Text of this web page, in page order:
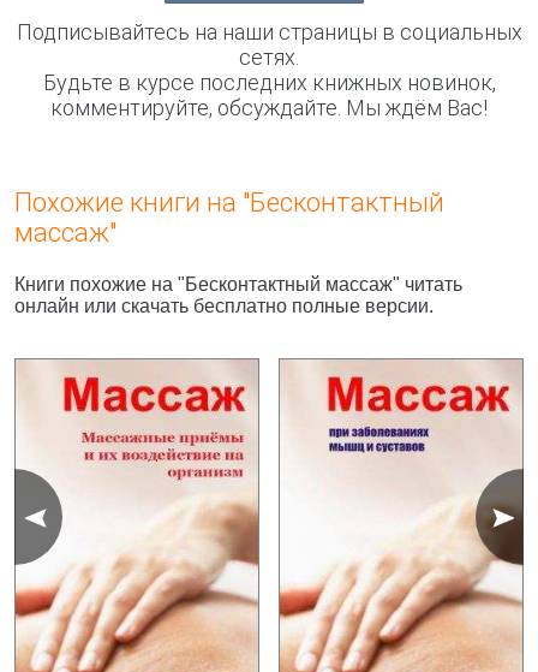
Подписывайтесь на наши страницы в социальных
сетях.
Будьте в курсе последних книжных новинок,
комментируйте, обсуждайте. Мы ждём Вас!
Похожие книги на "Бесконтактный
массаж"
Книги похожие на "Бесконтактный массаж" читать
онлайн или скачать бесплатно полные версии.